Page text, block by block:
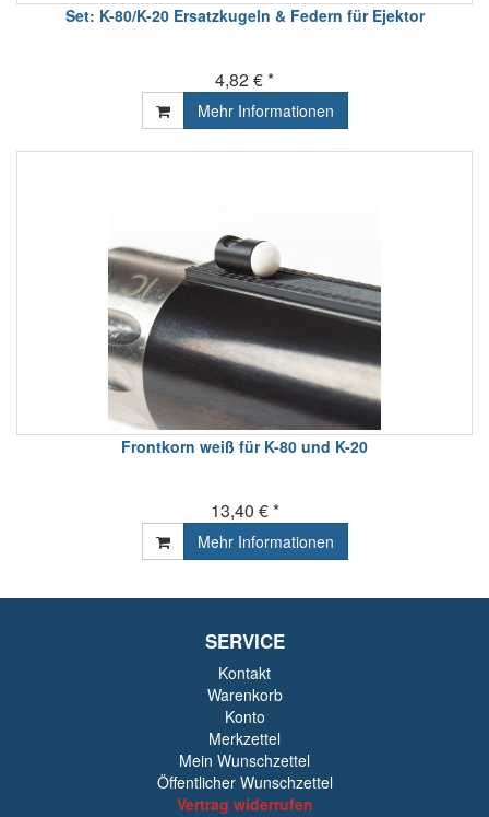
Set: K-80/K-20 Ersatzkugeln & Federn für Ejektor
4,82 € *
Mehr Informationen
Frontkorn weiß für K-80 und K-20
13,40 € *
Mehr Informationen
SERVICE
Kontakt
Warenkorb
Konto
Merkzettel
Mein Wunschzettel
Öffentlicher Wunschzettel
Vertrag widerrufen